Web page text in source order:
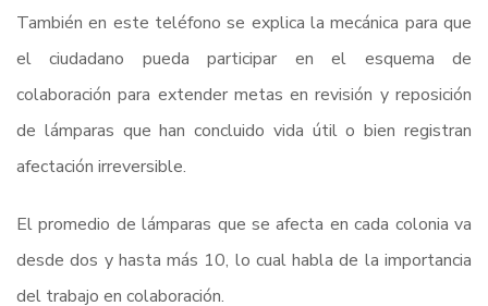
También en este teléfono se explica la mecánica para que
el ciudadano pueda participar en el esquema de
colaboración para extender metas en revisión y reposición
de lámparas que han concluido vida útil o bien registran
afectación irreversible.
El promedio de lámparas que se afecta en cada colonia va
desde dos y hasta más 10, lo cual habla de la importancia
del trabajo en colaboración.